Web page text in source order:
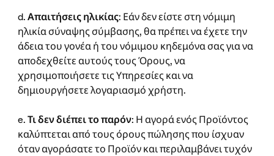
d.Απαιτήσεις ηλικίας: Εάν δεν είστε στη νόμιμη
ηλικία σύναψης σύμβασης, θα πρέπει να έχετε την
άδεια του γονέα ή του νόμιμου κηδεμόνα σας για να
αποδεχθείτε αυτούς τους Όρους, να
χρησιμοποιήσετε τις Υπηρεσίες και να
δημιουργήσετε λογαριασμό χρήστη.
e.Τι δεν διέπει το παρόν: Η αγορά ενός Προϊόντος
καλύπτεται από τους όρους πώλησης που ίσχυαν
όταν αγοράσατε το Προϊόν και περιλαμβάνει τυχόν